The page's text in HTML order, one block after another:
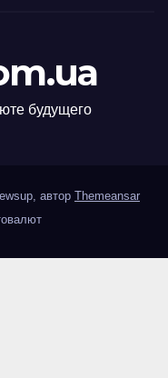
будущего
автор Themeansar